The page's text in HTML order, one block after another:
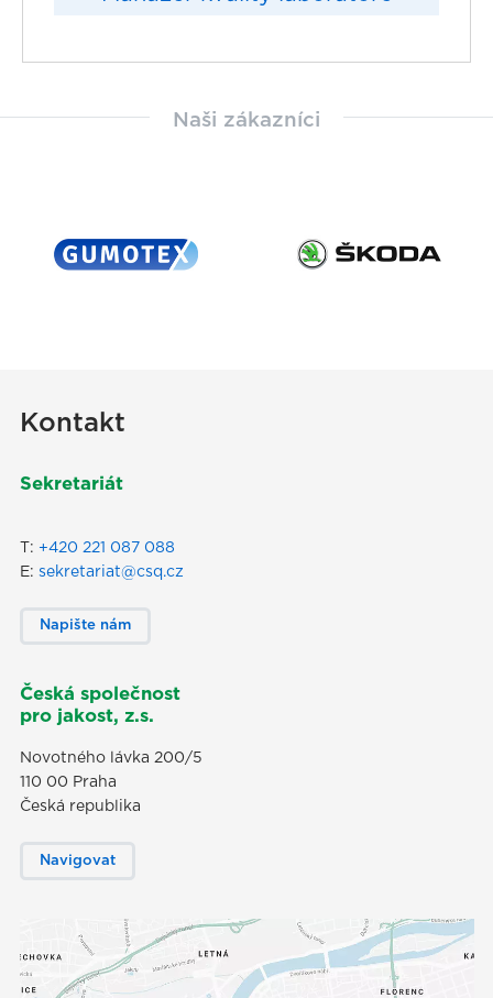
Naši zákazníci
Kontakt
Sekretariát
T: +420 221 087 088
E: sekretariat@csq.cz
Napište nám
Česká společnost
pro jakost, z.s.
Novotného lávka 200/5
110 00 Praha
Česká republika
Navigovat